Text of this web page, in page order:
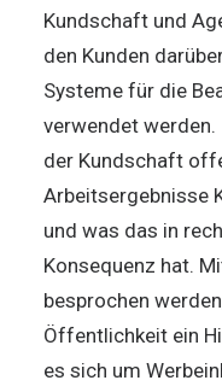
Kundschaft und
den Kunden
Systeme für die
verwendet
der Kundschaft
Arbeitsergebnisse
und was das in
Konsequenz hat.
besprochen
Öffentlichkeit ein
es sich um